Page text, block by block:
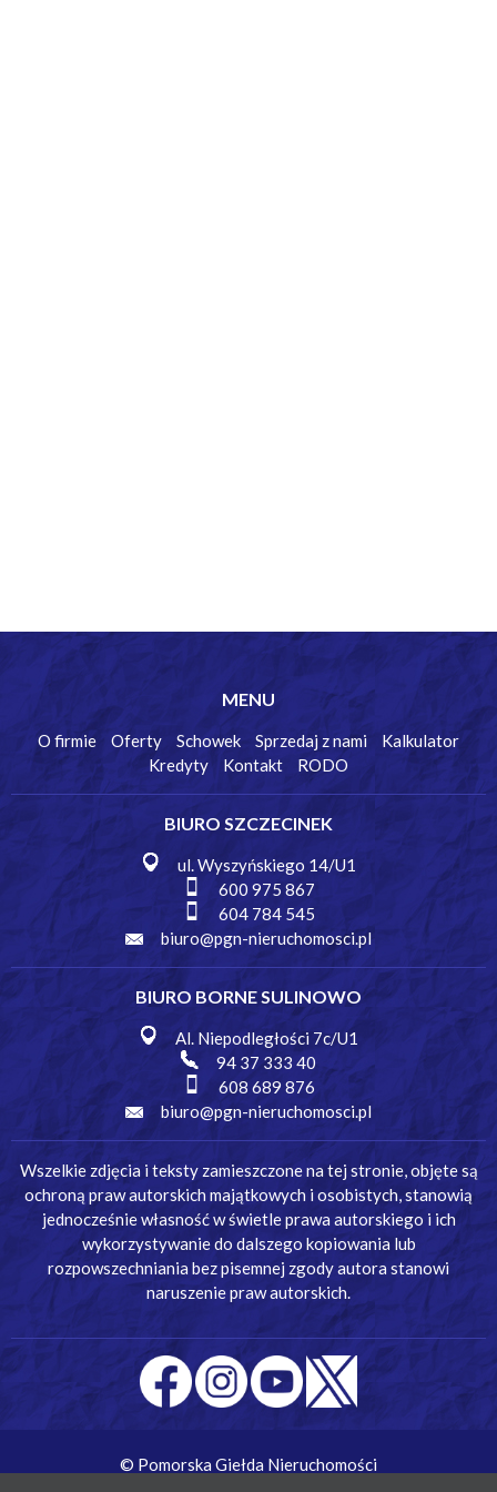
MENU
O firmie Oferty Schowek Sprzedaj z nami
Kalkulator
Kredyty
Kontakt RODO
BIURO SZCZECINEK
ul. Wyszyńskiego 14/U1
600 975 867
604 784 545
biuro@pgn-nieruchomosci.pl
BIURO BORNE SULINOWO
Al. Niepodległości 7c/U1
94 37 333 40
608 689 876
biuro@pgn-nieruchomosci.pl
Wszelkie zdjęcia i teksty zamieszczone na tej stronie, objęte są
ochroną praw autorskich majątkowych i osobistych, stanowią
jednocześnie własność w świetle prawa autorskiego i ich
wykorzystywanie do dalszego kopiowania lub
rozpowszechniania bez pisemnej zgody autora stanowi
naruszenie praw autorskich.
© Pomorska Giełda Nieruchomości